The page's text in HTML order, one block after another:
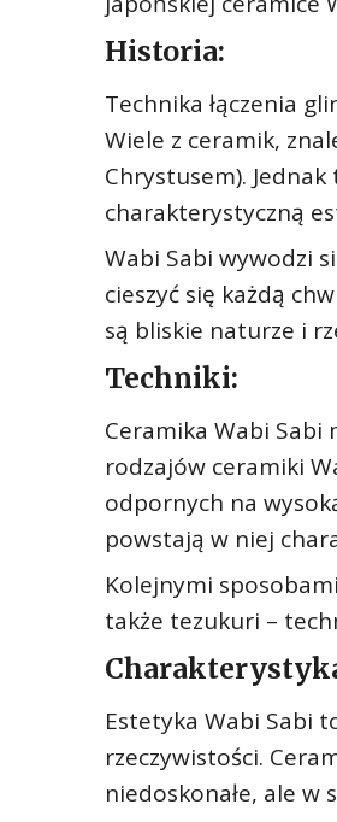
Historia:
Technika łączenia
Wiele z ceramik,
Chrystusem).
charakterystyczną
Wabi Sabi wywodzi
cieszyć się każdą
są bliskie naturze i
Techniki:
Ceramika Wabi Sabi
rodzajów ceramiki
odpornych na
powstają w niej
Kolejnymi
także tezukuri –
Estetyka Wabi Sabi
rzeczywistości.
niedoskonałe, ale w